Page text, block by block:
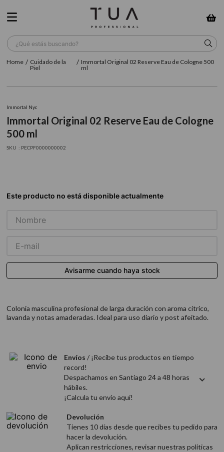
¿Qué estás buscando?
Cuidado de la
Piel
Immortal Original 02 Reserve Eau de Cologne 500
ml
Immortal Nyc
Immortal Original 02 Reserve Eau de Cologne
500 ml
: PECPF0000000002
Colonia masculina profesional de larga duración con aroma cítrico,
lavanda y notas amaderadas. Ideal para uso diario y post afeitado.
Envíos / ¡Recibe tus productos en tiempo
record!
Despachamos en Santiago 24 a 48 horas
hábiles.
¡Calcula tu envío aquí!
Devolución
Tienes 10 días desde que recibes tu pedido para
hacer la devolución.
Aplican restricciones, revisar nuestras politicas
TÉRMINOS MÁS BUSCADOS
2.
3. farmavita
7. secador
10.